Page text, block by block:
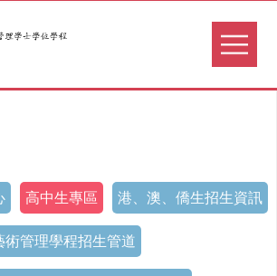
高中生專區 港、澳、僑生招生資訊
管理學程招生管道